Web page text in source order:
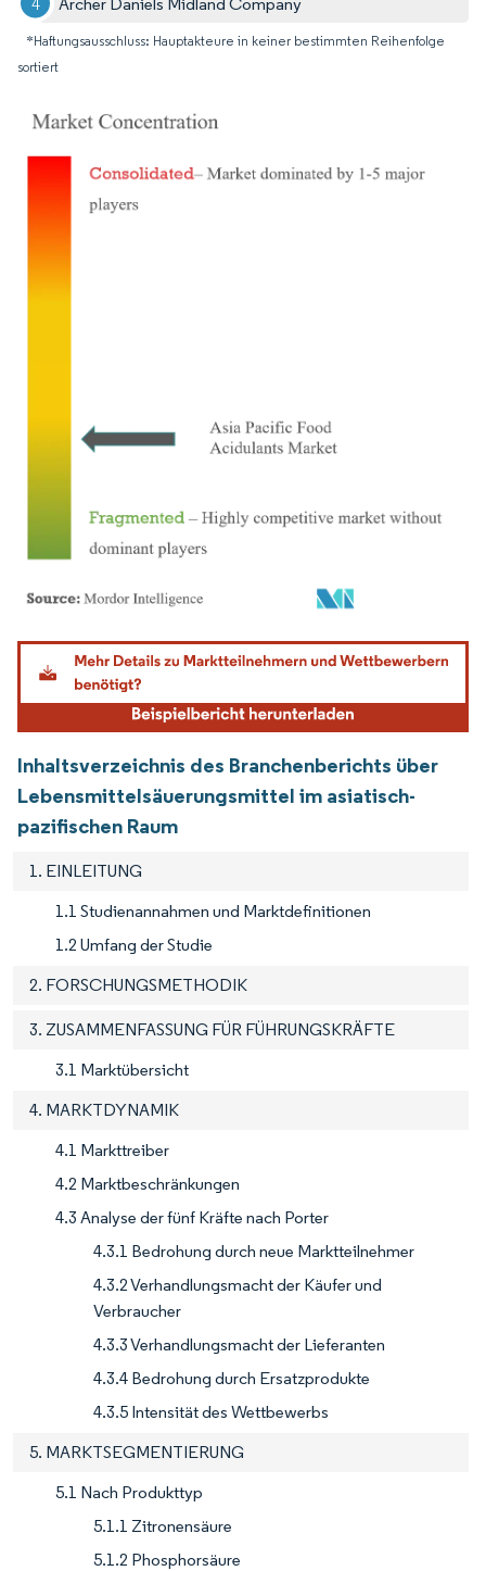
*Haftungsausschluss: Hauptakteure in keiner bestimmten Reihenfolge
sortiert
Bild © Mordor Intelligence. Wiederverwendung erfordert Namensnennung gemäß
Inhaltsverzeichnis des Branchenberichts über
Lebensmittelsäuerungsmittel im asiatisch-
pazifischen Raum
1. EINLEITUNG
1.1 Studienannahmen und Marktdefinitionen
1.2 Umfang der Studie
2. FORSCHUNGSMETHODIK
3. ZUSAMMENFASSUNG FÜR FÜHRUNGSKRÄFTE
3.1 Marktübersicht
4. MARKTDYNAMIK
4.1 Markttreiber
4.2 Marktbeschränkungen
4.3 Analyse der fünf Kräfte nach Porter
4.3.1 Bedrohung durch neue Marktteilnehmer
4.3.2 Verhandlungsmacht der Käufer und
Verbraucher
4.3.3 Verhandlungsmacht der Lieferanten
4.3.4 Bedrohung durch Ersatzprodukte
4.3.5 Intensität des Wettbewerbs
5. MARKTSEGMENTIERUNG
5.1 Nach Produkttyp
5.1.1 Zitronensäure
5.1.2 Phosphorsäure